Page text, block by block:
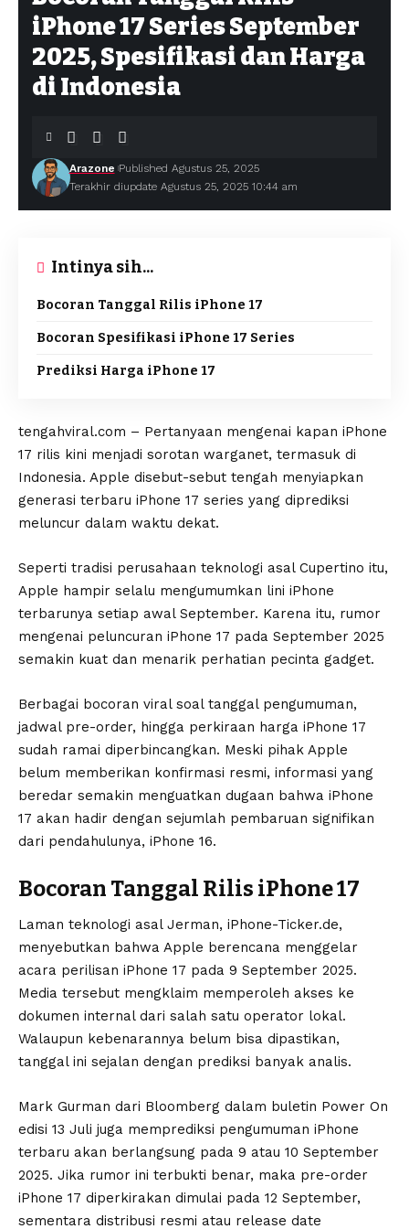
iPhone 17 Series September
2025, Spesifikasi dan Harga
di Indonesia
Terakhir diupdate Agustus 25, 2025 10:44 am
Arazone Published Agustus 25, 2025
Intinya sih...
Bocoran Tanggal Rilis iPhone 17
Bocoran Spesifikasi iPhone 17 Series
Prediksi Harga iPhone 17
tengahviral.com – Pertanyaan mengenai kapan iPhone
17 rilis kini menjadi sorotan warganet, termasuk di
Indonesia. Apple disebut-sebut tengah menyiapkan
generasi terbaru iPhone 17 series yang diprediksi
meluncur dalam waktu dekat.
Seperti tradisi perusahaan teknologi asal Cupertino itu,
Apple hampir selalu mengumumkan lini iPhone
terbarunya setiap awal September. Karena itu, rumor
mengenai peluncuran iPhone 17 pada September 2025
semakin kuat dan menarik perhatian pecinta gadget.
Berbagai bocoran viralsoal tanggal pengumuman,
jadwal pre-order, hingga perkiraan harga iPhone 17
sudah ramai diperbincangkan. Meski pihak Apple
belum memberikan konfirmasi resmi, informasi yang
beredar semakin menguatkan dugaan bahwa iPhone
17 akan hadir dengan sejumlah pembaruan signifikan
dari pendahulunya, iPhone 16.
Bocoran Tanggal Rilis iPhone 17
Laman teknologi asal Jerman, iPhone-Ticker.de,
menyebutkan bahwa Apple berencana menggelar
acara perilisan iPhone 17 pada 9 September 2025.
Media tersebut mengklaim memperoleh akses ke
dokumen internal dari salah satu operator lokal.
Walaupun kebenarannya belum bisa dipastikan,
tanggal ini sejalan dengan prediksi banyak analis.
Mark Gurman dari Bloomberg dalam buletin Power On
edisi 13 Juli juga memprediksi pengumuman iPhone
terbaru akan berlangsung pada 9 atau 10 September
2025. Jika rumor ini terbukti benar, maka pre-order
iPhone 17 diperkirakan dimulai pada 12 September,
sementara distribusi resmi atau release date